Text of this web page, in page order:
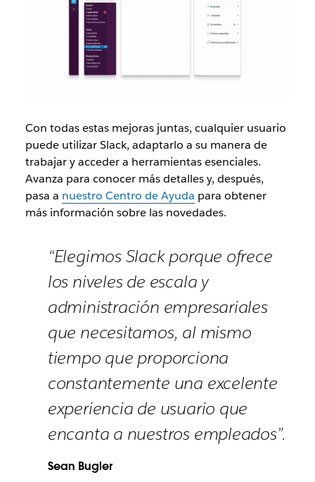
Con todas estas mejoras juntas, cualquier usuario
puede utilizar Slack, adaptarlo a su manera de
trabajar y acceder a herramientas esenciales.
Avanza para conocer más detalles y, después,
pasa a nuestro Centro de Ayuda para obtener
más información sobre las novedades.
“Elegimos Slack porque ofrece
los niveles de escala y
administración empresariales
que necesitamos, al mismo
tiempo que proporciona
constantemente una excelente
experiencia de usuario que
encanta a nuestros empleados”.
Sean Bugler